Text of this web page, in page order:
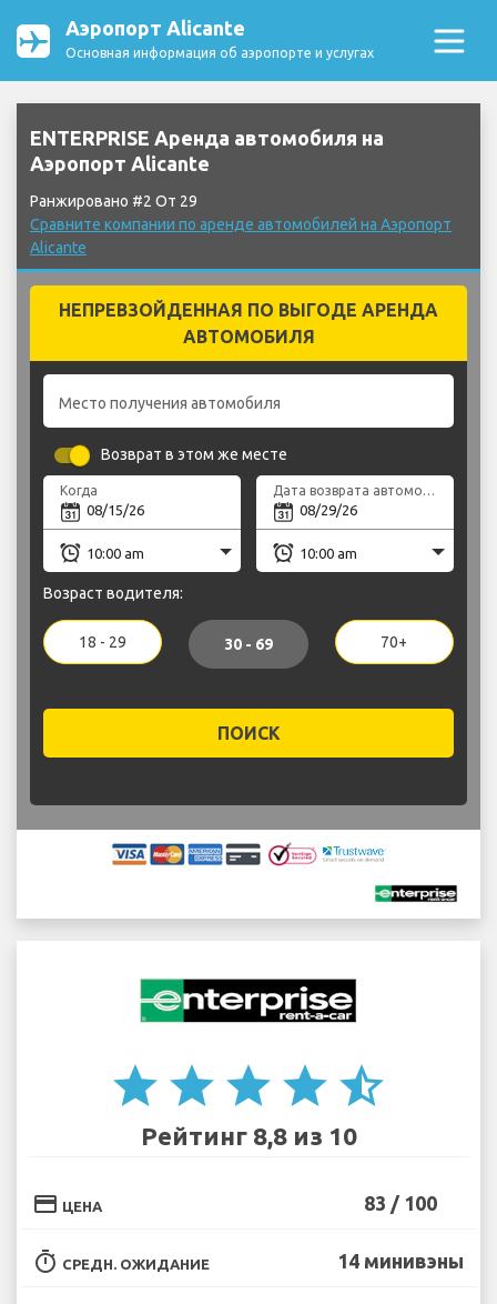
Аэропорт Alicante
Основная информация об аэропорте и услугах
ENTERPRISE Аренда автомобиля на
Аэропорт Alicante
Ранжировано #2 От 29
Сравните компании по аренде автомобилей на Аэропорт
Alicante
НЕПРЕВЗОЙДЕННАЯ ПО ВЫГОДЕ АРЕНДА
АВТОМОБИЛЯ
Место получения автомобиля
Возврат в этом же месте
Когда Дата возврата автомобиля
Возраст водителя:
18 - 29 30 - 69 70+
ПОИСК
star star star star star_half
Рейтинг 8,8 из 10
credit_card ЦЕНА 83 / 100
timer СРЕДН. ОЖИДАНИЕ 14 минивэны